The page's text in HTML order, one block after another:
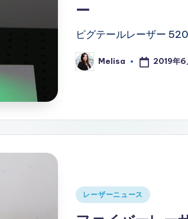
ー
ピグテールレーザー
Posted
by
Melisa 2019年6
Posted
レーザーニュース